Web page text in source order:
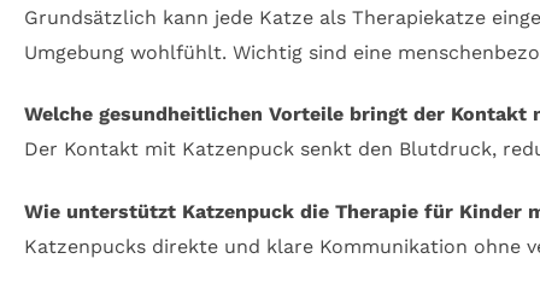
Grundsätzlich kann jede Katze als Therapiekatze
Umgebung wohlfühlt. Wichtig sind eine
Welche gesundheitlichen Vorteile bringt der Kontakt
Der Kontakt mit Katzenpuck senkt den Blutdruck,
Wie unterstützt Katzenpuck die Therapie für Kinder
Katzenpucks direkte und klare Kommunikation ohne